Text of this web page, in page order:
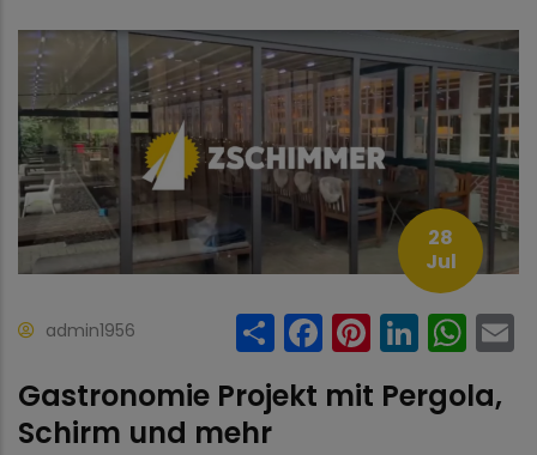
28
Jul
admin1956 Share
Facebook
Gastronomie Projekt mit Pergola,
Schirm und mehr